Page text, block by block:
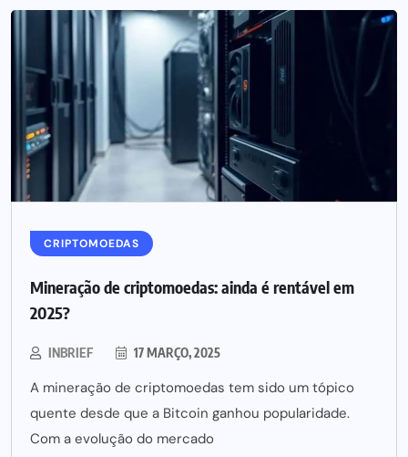
CRIPTOMOEDAS
Mineração de criptomoedas: ainda é rentável em
2025?
INBRIEF 17 MARÇO, 2025
A mineração de criptomoedas tem sido um tópico
quente desde que a Bitcoin ganhou popularidade.
Com a evolução do mercado